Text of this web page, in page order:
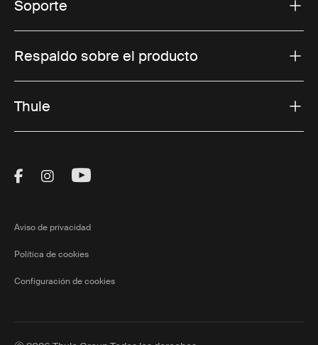
Soporte
Respaldo sobre el producto
Thule
Visit Thule on Facebook (external link)
Visit Thule on Instagram (external link)
Visit Thule on Youtube (external
Aviso de privacidad
Política de cookies
Configuración de cookies